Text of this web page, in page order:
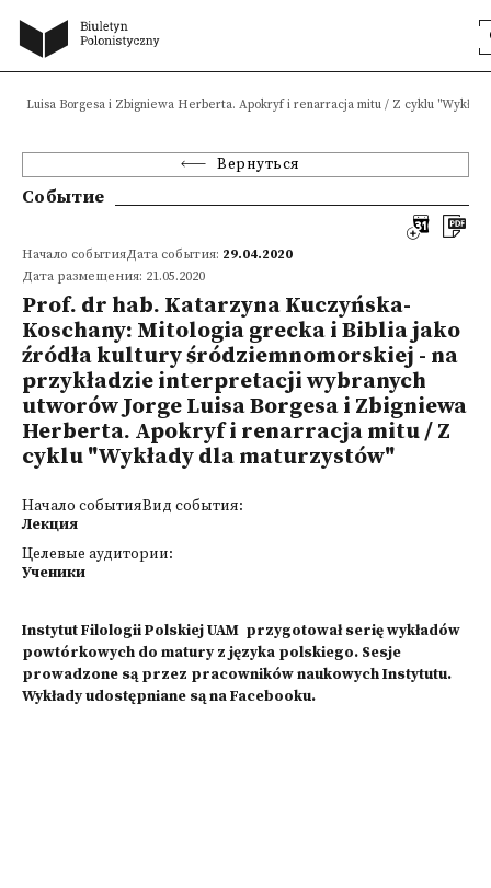
Luisa Borgesa i Zbigniewa Herberta. Apokryf i renarracja mitu / Z cyklu
Вернуться
Событие
Начало событияДата события: 29.04.2020
Дата размещения: 21.05.2020
Prof. dr hab. Katarzyna Kuczyńska-
Koschany: Mitologia grecka i Biblia jako
źródła kultury śródziemnomorskiej - na
przykładzie interpretacji wybranych
utworów Jorge Luisa Borgesa i Zbigniewa
Herberta. Apokryf i renarracja mitu / Z
cyklu "Wykłady dla maturzystów"
Начало событияВид события:
Лекция
Целевые аудитории:
Ученики
Instytut Filologii Polskiej UAM przygotował serię wykładów
powtórkowych do matury z języka polskiego. Sesje
prowadzone są przez pracowników naukowych Instytutu.
Wykłady udostępniane są na Facebooku.